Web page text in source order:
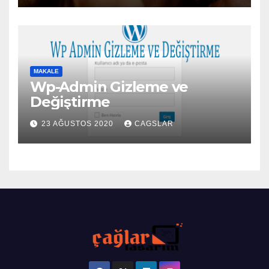
MAKALE
Wp-Admin Gizleme ve
Değiştirme
23 AĞUSTOS 2020 CAGSLAR